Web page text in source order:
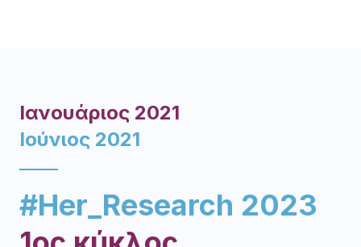
Ιανουάριος 2021
Ιούνιος 2021
#Her_Research 2023